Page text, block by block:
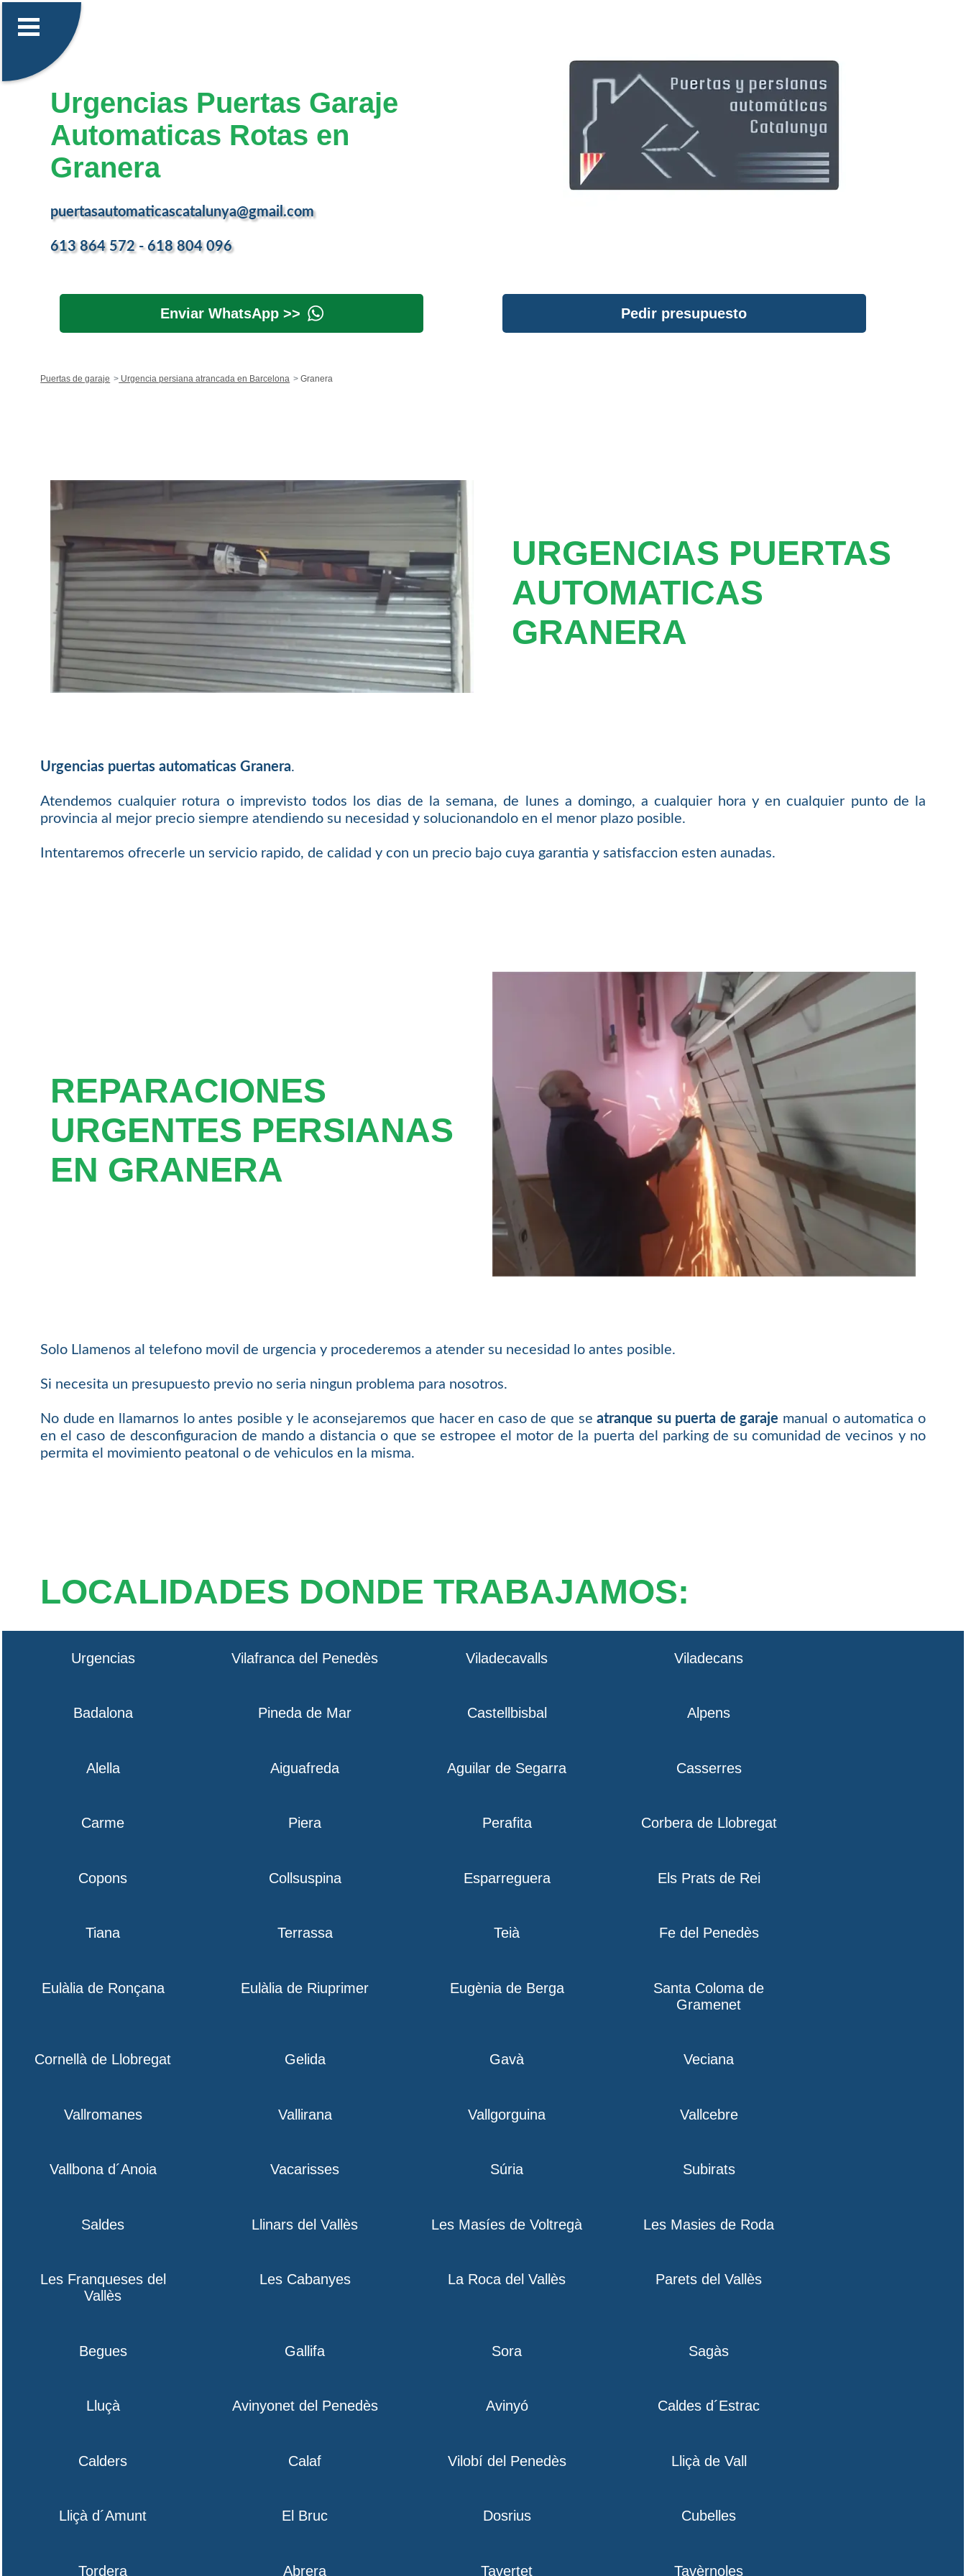
Urgencias Puertas Garaje
Automaticas Rotas en
Granera
puertasautomaticascatalunya@gmail.com
613 864 572 - 618 804 096
Enviar WhatsApp >> Pedir presupuesto
Puertas de garaje Urgencia persiana atrancada en Barcelona Granera
URGENCIAS PUERTAS
AUTOMATICAS
GRANERA
Urgencias puertas automaticas Granera.
Atendemos cualquier rotura o imprevisto todos los dias de la semana, de lunes a domingo, a cualquier hora y en cualquier punto de la
provincia al mejor precio siempre atendiendo su necesidad y solucionandolo en el menor plazo posible.
Intentaremos ofrecerle un servicio rapido, de calidad y con un precio bajo cuya garantia y satisfaccion esten aunadas.
REPARACIONES
URGENTES PERSIANAS
EN GRANERA
Solo Llamenos al telefono movil de urgencia y procederemos a atender su necesidad lo antes posible.
Si necesita un presupuesto previo no seria ningun problema para nosotros.
No dude en llamarnos lo antes posible y le aconsejaremos que hacer en caso de que seatranque su puerta de garaje manual o automatica o
en el caso de desconfiguracion de mando a distancia o que se estropee el motor de la puerta del parking de su comunidad de vecinos y no
permita el movimiento peatonal o de vehiculos en la misma.
LOCALIDADES DONDE TRABAJAMOS:
Urgencias Vilafranca del Penedès Viladecavalls Viladecans
Badalona Pineda de Mar Castellbisbal Alpens
Alella Aiguafreda Aguilar de Segarra Casserres
Carme Piera Perafita Corbera de Llobregat
Copons Collsuspina Esparreguera Els Prats de Rei
Tiana Terrassa Teià Fe del Penedès
Eulàlia de Ronçana Eulàlia de Riuprimer Eugènia de Berga
Santa Coloma de
Gramenet
Cornellà de Llobregat Gelida Gavà Veciana
Vallromanes Vallirana Vallgorguina Vallcebre
Vallbona d´Anoia Vacarisses Súria Subirats
Saldes Llinars del Vallès Les Masíes de Voltregà Les Masies de Roda
Les Franqueses del
Vallès
Les Cabanyes La Roca del Vallès Parets del Vallès
Begues Gallifa Sora Sagàs
Lluçà Avinyonet del Penedès Avinyó Caldes d´Estrac
Calders Calaf Vilobí del Penedès Lliçà de Vall
Lliçà d´Amunt El Bruc Dosrius Cubelles
Tordera Abrera Tavertet Tavèrnoles